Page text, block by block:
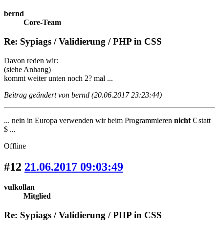
bernd
Core-Team
Re: Sypiags / Validierung / PHP in CSS
Davon reden wir:
(siehe Anhang)
kommt weiter unten noch 2? mal ...
Beitrag geändert von bernd (20.06.2017 23:23:44)
... nein in Europa verwenden wir beim Programmieren nicht € statt
$ ...
Offline
#12 21.06.2017 09:03:49
vulkollan
Mitglied
Re: Sypiags / Validierung / PHP in CSS